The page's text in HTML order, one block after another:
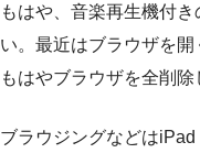
もはや、音楽再生機付
い。最近はブラウザを開
もはやブラウザを全削除
ブラウジングなどはiPad